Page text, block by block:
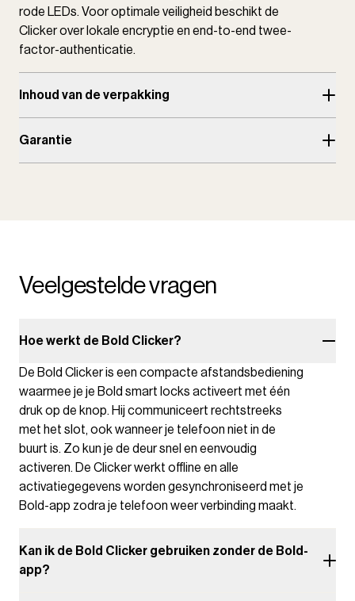
rode LEDs. Voor optimale veiligheid beschikt de
Clicker over lokale encryptie en end-to-end twee-
factor-authenticatie.
Inhoud van de verpakking
Garantie
Veelgestelde vragen
Hoe werkt de Bold Clicker?
De Bold Clicker is een compacte afstandsbediening
waarmee je je Bold smart locks activeert met één
druk op de knop. Hij communiceert rechtstreeks
met het slot, ook wanneer je telefoon niet in de
buurt is. Zo kun je de deur snel en eenvoudig
activeren. De Clicker werkt offline en alle
activatiegegevens worden gesynchroniseerd met je
Bold-app zodra je telefoon weer verbinding maakt.
Kan ik de Bold Clicker gebruiken zonder de Bold-
app?